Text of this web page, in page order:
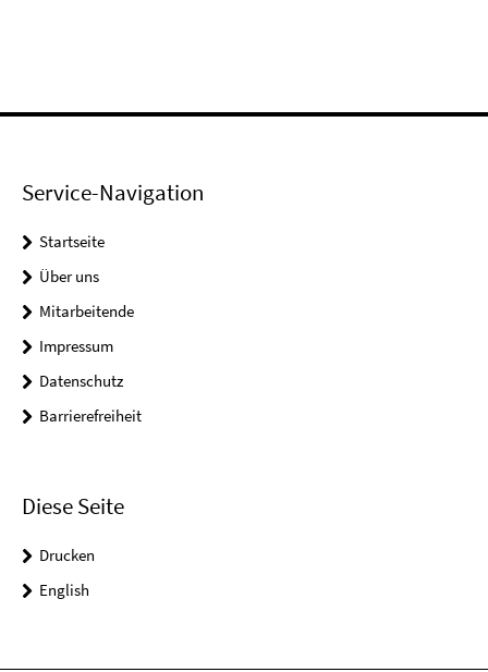
Service-Navigation
Startseite
Über uns
Mitarbeitende
Impressum
Datenschutz
Barrierefreiheit
Diese Seite
Drucken
English